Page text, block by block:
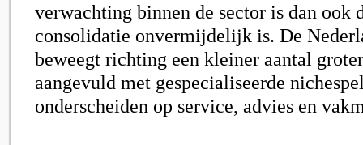
verwachting binnen de sector is dan ook
consolidatie onvermijdelijk is. De
beweegt richting een kleiner aantal
aangevuld met gespecialiseerde
onderscheiden op service, advies en